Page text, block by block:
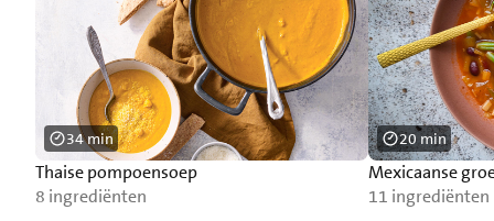
Thaise pompoensoep
8 ingrediënten
34 min
Mexicaanse
11 ingrediënten
20 min